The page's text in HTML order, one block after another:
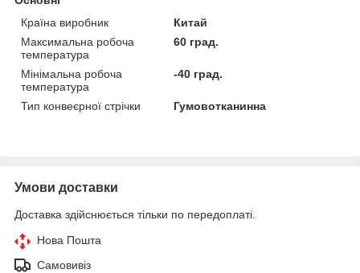
Країна виробник
Китай
Максимальна робоча
температура
60 град.
Мінімальна робоча
температура
-40 град.
Тип конвеєрної стрічки Гумовотканинна
Умови доставки
Доставка здійснюється тільки по передоплаті.
Нова Пошта
Самовивіз